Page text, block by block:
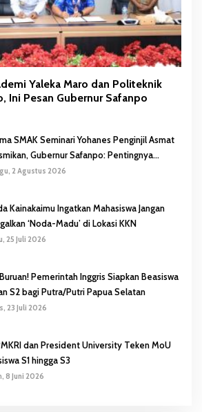
Yaleka Maro dan Politeknik
Ini Pesan Gubernur Safanpo
SMAK Seminari Yohanes Penginjil Asmat
Gubernur Safanpo: Pentingnya
Karakter
2 Agustus 2026
Kainakaimu Ingatkan Mahasiswa Jangan
‘Noda-Madu’ di Lokasi KKN
25 Juli 2026
Pemerintah Inggris Siapkan Beasiswa
S1 dan S2 bagi Putra/Putri Papua Selatan
23 Juli 2026
dan President University Teken MoU
S1 hingga S3
8 Juni 2026